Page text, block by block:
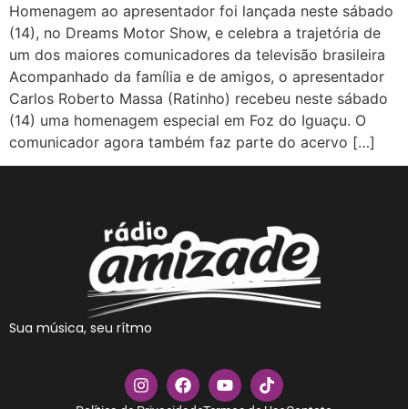
Homenagem ao apresentador foi lançada neste sábado
(14), no Dreams Motor Show, e celebra a trajetória de
um dos maiores comunicadores da televisão brasileira
Acompanhado da família e de amigos, o apresentador
Carlos Roberto Massa (Ratinho) recebeu neste sábado
(14) uma homenagem especial em Foz do Iguaçu. O
comunicador agora também faz parte do acervo […]
Sua música, seu rítmo